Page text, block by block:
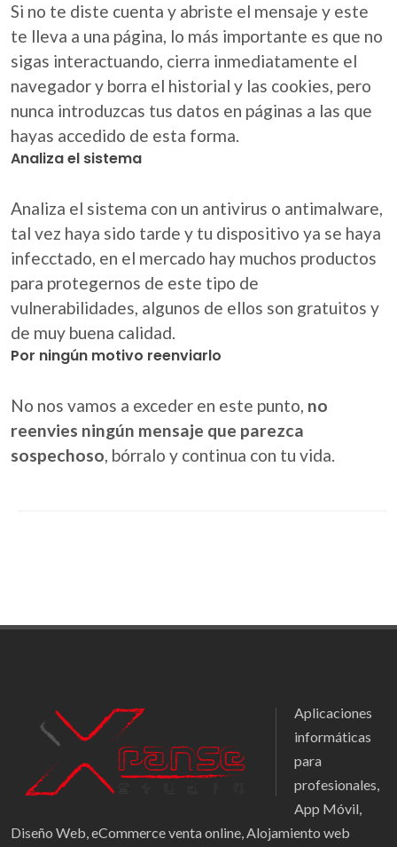
Si no te diste cuenta y abriste el mensaje y este
te lleva a una página, lo más importante es que no
sigas interactuando, cierra inmediatamente el
navegador y borra el historial y las cookies, pero
nunca introduzcas tus datos en páginas a las que
hayas accedido de esta forma.
Analiza el sistema
Analiza el sistema con un antivirus o antimalware,
tal vez haya sido tarde y tu dispositivo ya se haya
infecctado, en el mercado hay muchos productos
para protegernos de este tipo de
vulnerabilidades, algunos de ellos son gratuitos y
de muy buena calidad.
Por ningún motivo reenviarlo
No nos vamos a exceder en este punto, no
reenvies ningún mensaje que parezca
sospechoso, bórralo y continua con tu vida.
Aplicaciones
informáticas
para
profesionales,
App Móvil,
Diseño Web, eCommerce venta online, Alojamiento web